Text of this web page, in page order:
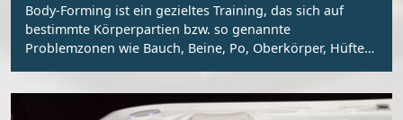
Body-Forming ist ein gezieltes Training, das sich auf
bestimmte Körperpartien bzw. so genannte
Problemzonen wie Bauch, Beine, Po, Oberkörper, Hüfte